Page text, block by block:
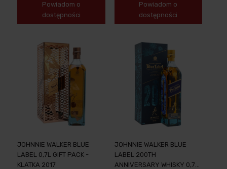
Powiadom o
dostępności
Powiadom o
dostępności
JOHNNIE WALKER BLUE
LABEL 0,7L GIFT PACK -
KLATKA 2017
JOHNNIE WALKER BLUE
LABEL 200TH
ANNIVERSARY WHISKY 0,7L